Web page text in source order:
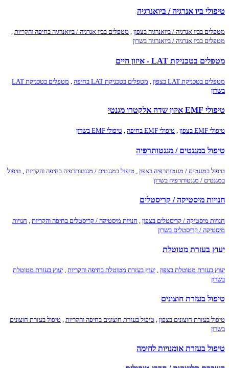
טיפולי ביו אנרגיה / ביואנרגיה
מטפלים בביו אנרגיה / ביואנרגיה בצפון , מטפלים בביו אנרגיה / ביואנרגיה בחיפה והקריות ,
מטפלים בביו אנרגיה / ביואנרגיה בשרון
מטפלים בטכניקת LAT - איזון חיים
מטפלים בטכניקת LAT בצפון מטפלים בטכניקת LAT בחיפה
מטפלים בטכניקת LAT
בשרון
טיפולי EMF איזון שדה אלקטרו מגנטי
טיפולי EMF בצפון , טיפולי EMF בחיפה , טיפולי EMF בשרון
טיפול במגנטים / מגנטותרפיה
טיפול במגנטים / מגנטותרפיה בצפון , טיפול במגנטים / מגנטותרפיה בחיפה והקריות , טיפול
במגנטים / מגנטותרפיה בשרון
חנויות מיסטיקה / קריסטלים
חנויות מיסטיקה / קריסטלים בצפון חנויות מיסטיקה / קריסטלים בחיפה והקריות
חנויות
מיסטיקה / קריסטלים בשרון
יעוץ בעזרת מטוטלת
יעוץ בעזרת מטוטלת בצפון , יעוץ בעזרת מטוטלת בחיפה והקריות , יעוץ בעזרת מטוטלת
בשרון
טיפול בעזרת חוצונים
טיפול בעזרת חוצונים בצפון טיפול בעזרת חוצונים בחיפה והקריות
טיפול בעזרת חוצונים
בשרון
טיפול בעזרת אומנויות לחימה